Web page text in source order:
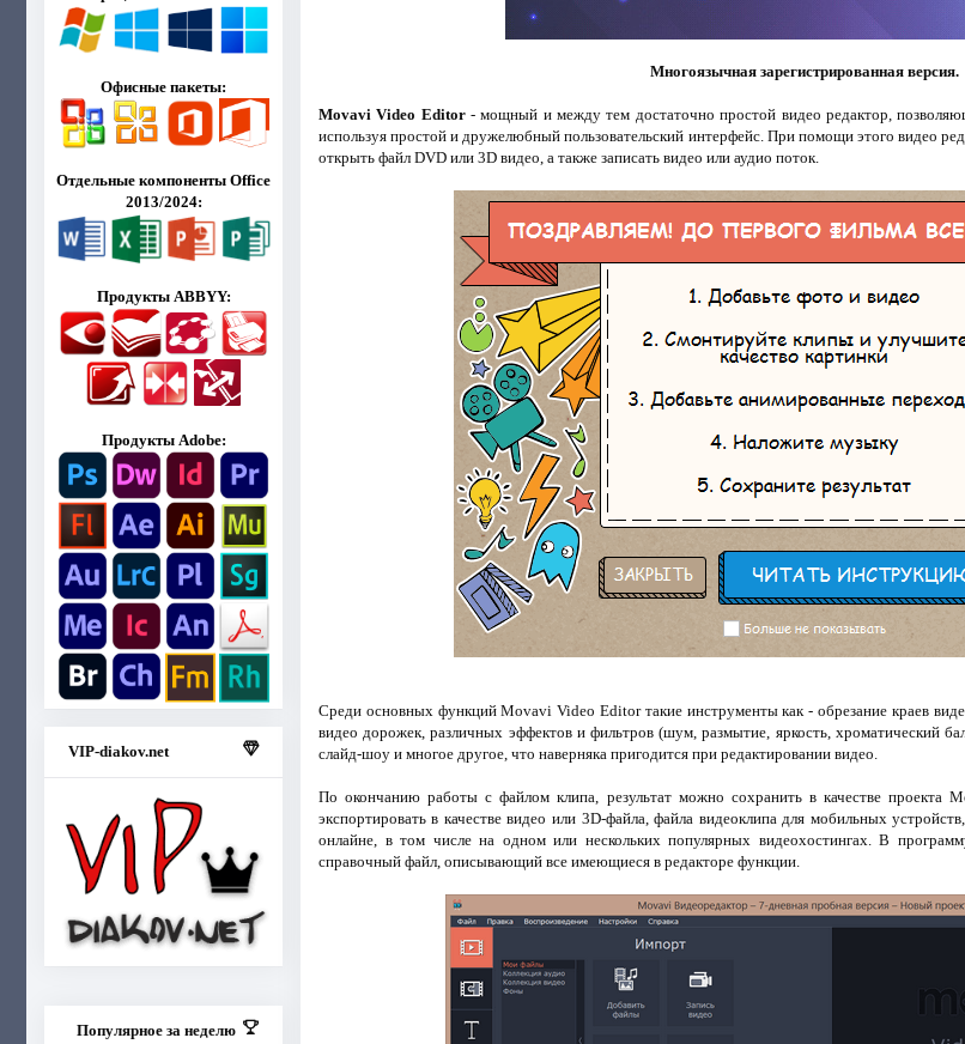
Офисные пакеты:
Отдельные компоненты Office
2013/2024:
Продукты ABBYY:
Продукты Adobe:
VIP-diakov.net
Популярное за неделю
Многоязычная зарегистрированная версия.
Movavi Video Editor- мощный и между тем достаточно простой видео редактор,
используя простой и дружелюбный пользовательский интерфейс. При помощи этого видео
открыть файл DVD или 3D видео, а также записать видео или аудио поток.
Среди основных функций Movavi Video Editor такие инструменты как - обрезание краев
видео дорожек, различных эффектов и фильтров (шум, размытие, яркость, хроматический
слайд-шоу и многое другое, что наверняка пригодится при редактировании видео.
По окончанию работы с файлом клипа, результат можно сохранить в качестве проекта
экспортировать в качестве видео или 3D-файла, файла видеоклипа для мобильных
онлайне, в том числе на одном или нескольких популярных видеохостингах. В
справочный файл, описывающий все имеющиеся в редакторе функции.